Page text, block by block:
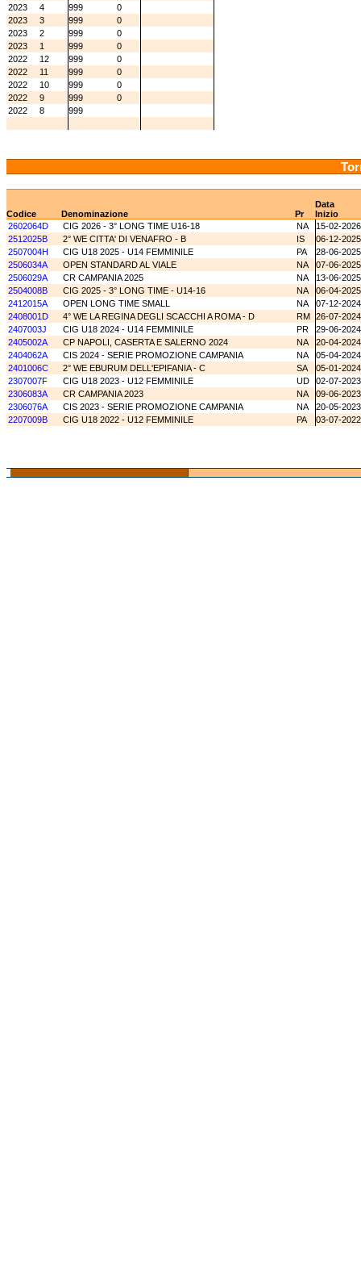
2023
4 999
0
2023
3 999
0
2023
2 999
0
2023
1 999
0
2022
12 999
0
2022
11 999
0
2022
10 999
0
2022
9 999
0
2022
8 999
Data
Codice
Denominazione Pr
Inizio
2602064D
CIG 2026 - 3° LONG TIME U16-18 NA
15-02-2026
2512025B
2° WE CITTA' DI VENAFRO - B IS
06-12-2025
2507004H
CIG U18 2025 - U14 FEMMINILE PA
28-06-2025
2506034A
OPEN STANDARD AL VIALE NA
07-06-2025
2506029A
CR CAMPANIA 2025 NA
13-06-2025
2504008B
CIG 2025 - 3° LONG TIME - U14-16 NA
06-04-2025
2412015A
OPEN LONG TIME SMALL NA
07-12-2024
2408001D
4° WE LA REGINA DEGLI SCACCHI A ROMA - D RM 26-07-2024
2407003J
CIG U18 2024 - U14 FEMMINILE PR
29-06-2024
2405002A
CP NAPOLI, CASERTA E SALERNO 2024 NA
20-04-2024
2404062A
CIS 2024 - SERIE PROMOZIONE CAMPANIA NA
05-04-2024
2401006C
2° WE EBURUM DELL'EPIFANIA - C SA
05-01-2024
2307007F
CIG U18 2023 - U12 FEMMINILE UD
02-07-2023
2306083A
CR CAMPANIA 2023 NA
09-06-2023
2306076A
CIS 2023 - SERIE PROMOZIONE CAMPANIA NA
20-05-2023
2207009B
CIG U18 2022 - U12 FEMMINILE PA 03-07-2022